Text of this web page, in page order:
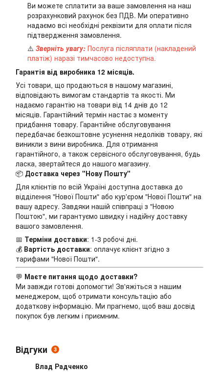
Ви можете сплатити за ваше замовлення на наш
розрахунковий рахунок без ПДВ. Ми оперативно
надаємо всі необхідні реквізити для оплати після
підтвердження замовлення.
⚠️ Зверніть увагу: Послуга післяплати (накладений
платіж) наразі тимчасово недоступна.
Гарантія від виробника 12 місяців.
Усі товари, що продаються в нашому магазині,
відповідають вимогам стандартів та якості. Ми
надаємо гарантію на товари від 14 днів до 12
місяців. Гарантійний термін настає з моменту
придбання товару. Гарантійне обслуговування
передбачає безкоштовне усунення недоліків товару, які
виникли з вини виробника. Для отримання
гарантійного, а також сервісного обслуговування, будь
ласка, звертайтеся до нашого магазину.
📦 Доставка через "Нову Пошту"
Для клієнтів по всій Україні доступна доставка до
відділення "Нової Пошти" або кур'єром "Нової Пошти" на
вашу адресу. Завдяки нашій співпраці з "Новою
Поштою", ми гарантуємо швидку і надійну доставку
вашого замовлення.
📅 Терміни доставки: 1-3 робочі дні.
💰 Вартість доставки: оплачує клієнт згідно з
тарифами "Нової Пошти".
💬 Маєте питання щодо доставки?
Ми завжди готові допомогти! Зв'яжіться з нашим
менеджером, щоб отримати консультацію або
додаткову інформацію. Ми прагнемо, щоб ваш досвід
покупок був легким і приємним.
Відгуки 3
Влад Радченко